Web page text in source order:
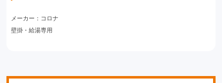
メーカー：コロナ
壁掛・給湯専用